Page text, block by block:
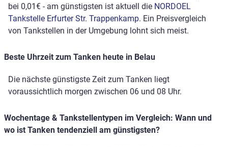
bei 0,01€ - am günstigsten ist aktuell die NORDOEL
Tankstelle Erfurter Str. Trappenkamp. Ein Preisvergleich
von Tankstellen in der Umgebung lohnt sich meist.
Beste Uhrzeit zum Tanken heute in Belau
Die nächste günstigste Zeit zum Tanken liegt
voraussichtlich morgen zwischen 06 und 08 Uhr.
Wochentage & Tankstellentypen im Vergleich: Wann und
wo ist Tanken tendenziell am günstigsten?